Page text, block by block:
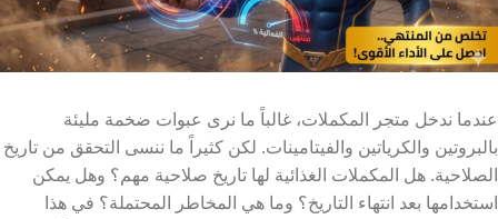
عندما ندخل متجر المكملات، غالباً ما نرى عبوات ضخمة مليئة
بالبروتين والكرياتين والفيتامينات. لكن كثيراً ما ننسى التحقق من تاريخ
الصلاحية. هل المكملات الغذائية لها تاريخ صلاحية مهم؟ وهل يمكن
استخدامها بعد انتهاء التاريخ؟ وما هي المخاطر المحتملة؟ في هذا